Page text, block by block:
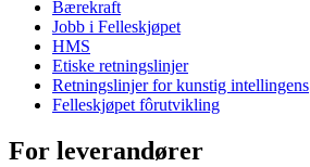
Bærekraft
Jobb i Felleskjøpet
HMS
Etiske retningslinjer
Retningslinjer for kunstig intellingens
Felleskjøpet fôrutvikling
For leverandører